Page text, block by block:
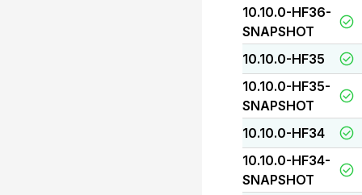
10.10.0-HF36-
SNAPSHOT
10.10.0-HF35
10.10.0-HF35-
SNAPSHOT
10.10.0-HF34
10.10.0-HF34-
SNAPSHOT